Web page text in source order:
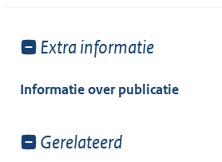
Toon
van:
Extra informatie
Informatie over publicatie
Toon
Gerelateerd